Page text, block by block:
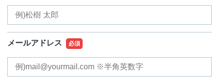
メールアドレス 必須